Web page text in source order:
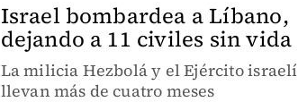
Israel bombardea a Líbano,
dejando a 11 civiles sin vida
La milicia Hezbolá y el Ejército israelí
llevan más de cuatro meses